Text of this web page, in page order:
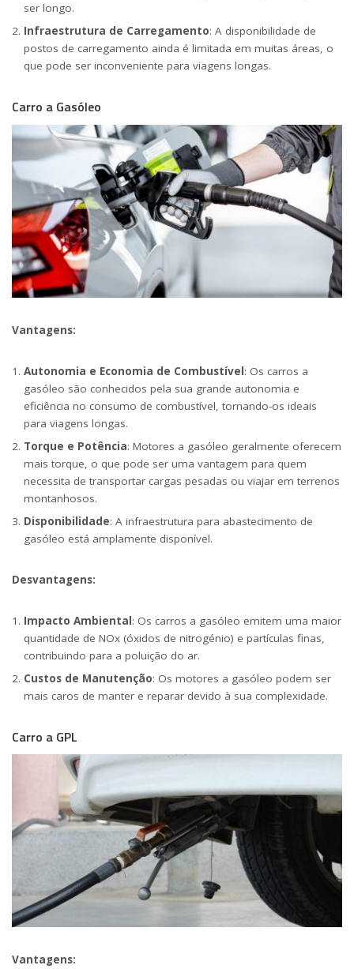
ser longo.
Infraestrutura de Carregamento: A disponibilidade de
postos de carregamento ainda é limitada em muitas áreas, o
que pode ser inconveniente para viagens longas.
Carro a Gasóleo
Vantagens:
Autonomia e Economia de Combustível: Os carros a
gasóleo são conhecidos pela sua grande autonomia e
eficiência no consumo de combustível, tornando-os ideais
para viagens longas.
Torque e Potência: Motores a gasóleo geralmente oferecem
mais torque, o que pode ser uma vantagem para quem
necessita de transportar cargas pesadas ou viajar em terrenos
montanhosos.
Disponibilidade: A infraestrutura para abastecimento de
gasóleo está amplamente disponível.
Desvantagens:
Impacto Ambiental: Os carros a gasóleo emitem uma maior
quantidade de NOx (óxidos de nitrogénio) e partículas finas,
contribuindo para a poluição do ar.
Custos de Manutenção: Os motores a gasóleo podem ser
mais caros de manter e reparar devido à sua complexidade.
Carro a GPL
Vantagens: